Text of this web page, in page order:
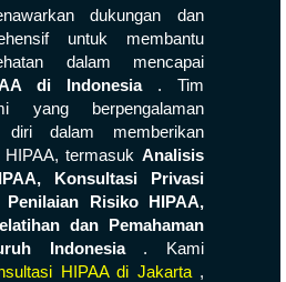
dukungan dan
untuk membantu
dalam mencapai
di Indonesia. Tim
yang berpengalaman
diri dalam memberikan
termasuk Analisis
Konsultasi Privasi
Penilaian Risiko HIPAA,
dan Pemahaman
Indonesia. Kami
HIPAA di Jakarta,